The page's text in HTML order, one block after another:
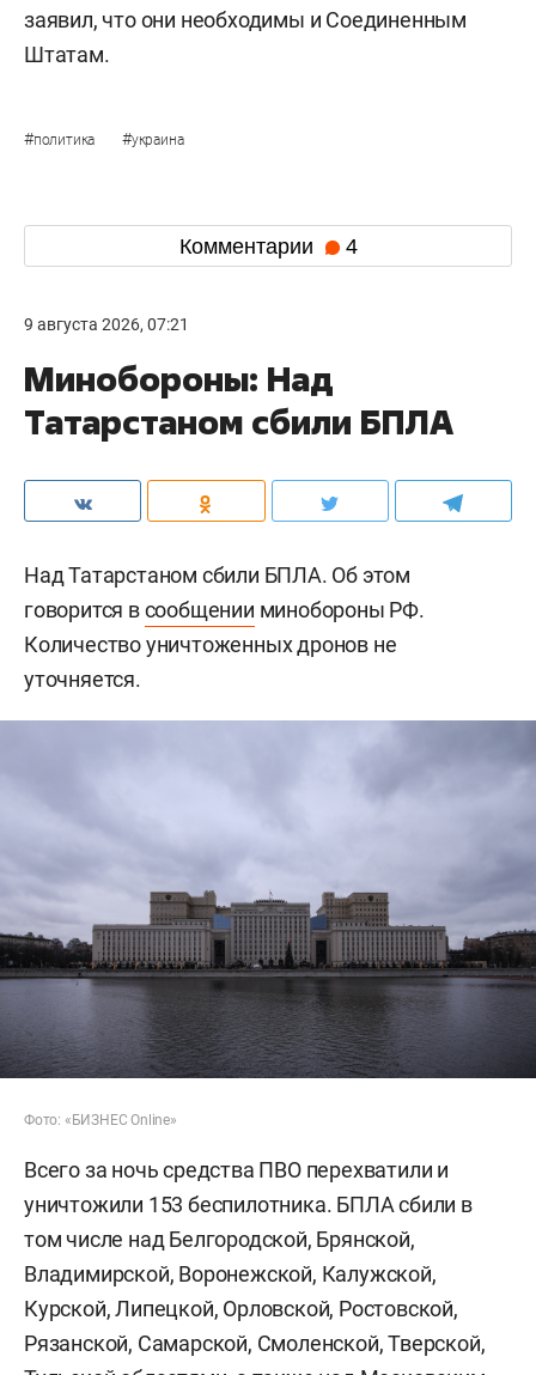
заявил, что они необходимы и Соединенным
Штатам.
#политика #украина
Комментарии 4
9 августа 2026, 07:21
Минобороны: Над
Татарстаном сбили БПЛА
Над Татарстаном сбили БПЛА. Об этом
говорится всообщении минобороны РФ.
Количество уничтоженных дронов не
уточняется.
Фото: «БИЗНЕС Online»
Всего за ночь средства ПВО перехватили и
уничтожили 153 беспилотника. БПЛА сбили в
том числе над Белгородской, Брянской,
Владимирской, Воронежской, Калужской,
Курской, Липецкой, Орловской, Ростовской,
Рязанской, Самарской, Смоленской, Тверской,